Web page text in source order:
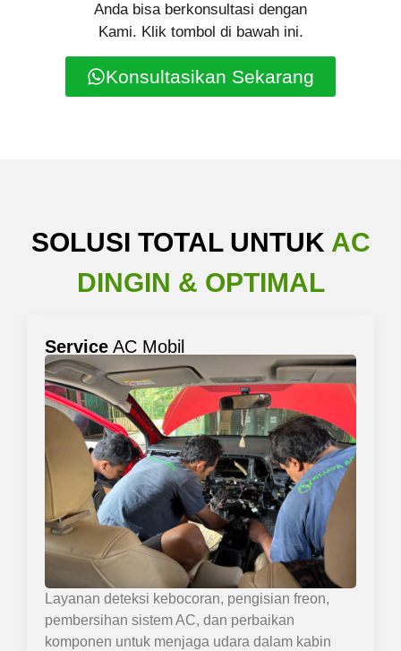
Anda bisa berkonsultasi dengan
Kami. Klik tombol di bawah ini.
Konsultasikan Sekarang
SOLUSI TOTAL UNTUK AC
DINGIN & OPTIMAL
Service AC Mobil
Layanan deteksi kebocoran, pengisian freon,
pembersihan sistem AC, dan perbaikan
komponen untuk menjaga udara dalam kabin